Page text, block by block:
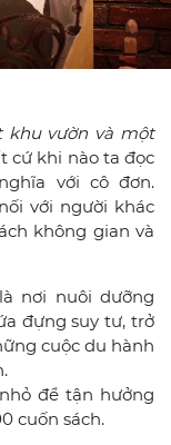
khu vườn và một
cứ khi nào ta đọc
với cô đơn.
với người khác
không gian và
nơi nuôi dưỡng
đựng suy tư, trở
cuộc du hành
để tận hưởng
cuốn sách.